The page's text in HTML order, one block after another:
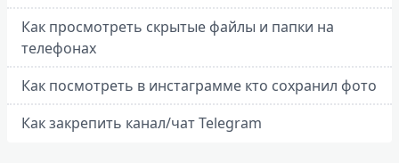
Как просмотреть скрытые файлы и папки на
телефонах
Как посмотреть в инстаграмме кто сохранил фото
Как закрепить канал/чат Telegram